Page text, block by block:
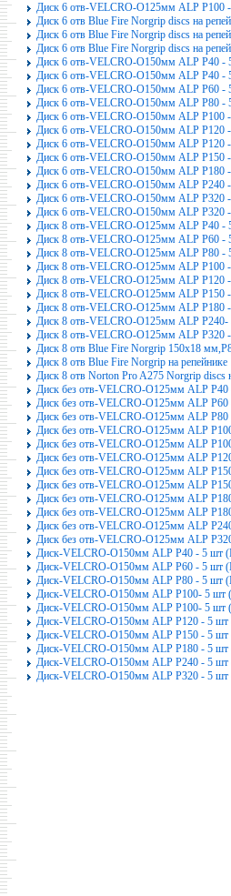
Диск 6 отв-VELCRO-O125мм ALP P100
Диск 6 отв Blue Fire Norgrip discs на
Диск 6 отв Blue Fire Norgrip discs на
Диск 6 отв Blue Fire Norgrip discs на
Диск 6 отв-VELCRO-O150мм ALP P40 -
Диск 6 отв-VELCRO-O150мм ALP P40 -
Диск 6 отв-VELCRO-O150мм ALP P60 -
Диск 6 отв-VELCRO-O150мм ALP P80 -
Диск 6 отв-VELCRO-O150мм ALP P100
Диск 6 отв-VELCRO-O150мм ALP P120
Диск 6 отв-VELCRO-O150мм ALP P120
Диск 6 отв-VELCRO-O150мм ALP P150
Диск 6 отв-VELCRO-O150мм ALP P180
Диск 6 отв-VELCRO-O150мм ALP P240
Диск 6 отв-VELCRO-O150мм ALP P320
Диск 6 отв-VELCRO-O150мм ALP P320
Диск 8 отв-VELCRO-O125мм ALP P40 -
Диск 8 отв-VELCRO-O125мм ALP P60 -
Диск 8 отв-VELCRO-O125мм ALP P80 -
Диск 8 отв-VELCRO-O125мм ALP P100
Диск 8 отв-VELCRO-O125мм ALP P120
Диск 8 отв-VELCRO-O125мм ALP P150
Диск 8 отв-VELCRO-O125мм ALP P180
Диск 8 отв-VELCRO-O125мм ALP
Диск 8 отв-VELCRO-O125мм ALP P320
Диск 8 отв Blue Fire Norgrip 150x18
Диск 8 отв Blue Fire Norgrip на
Диск 8 отв Norton Pro A275 Norgrip discs
Диск без отв-VELCRO-O125мм ALP
Диск без отв-VELCRO-O125мм ALP
Диск без отв-VELCRO-O125мм ALP
Диск без отв-VELCRO-O125мм ALP
Диск без отв-VELCRO-O125мм ALP
Диск без отв-VELCRO-O125мм ALP
Диск без отв-VELCRO-O125мм ALP
Диск без отв-VELCRO-O125мм ALP
Диск без отв-VELCRO-O125мм ALP
Диск без отв-VELCRO-O125мм ALP
Диск без отв-VELCRO-O125мм ALP
Диск без отв-VELCRO-O125мм ALP
Диск-VELCRO-O150мм ALP P40 - 5 шт
Диск-VELCRO-O150мм ALP P60 - 5 шт
Диск-VELCRO-O150мм ALP P80 - 5 шт
Диск-VELCRO-O150мм ALP P100- 5 шт
Диск-VELCRO-O150мм ALP P100- 5 шт
Диск-VELCRO-O150мм ALP P120 - 5 шт
Диск-VELCRO-O150мм ALP P150 - 5 шт
Диск-VELCRO-O150мм ALP P180 - 5 шт
Диск-VELCRO-O150мм ALP P240 - 5 шт
Диск-VELCRO-O150мм ALP P320 - 5 шт